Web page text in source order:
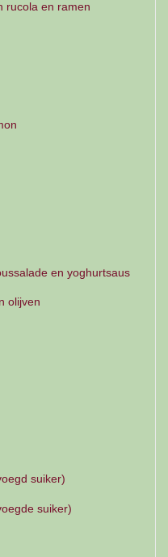
rucola en ramen
en yoghurtsaus
olijven
suiker)
suiker)